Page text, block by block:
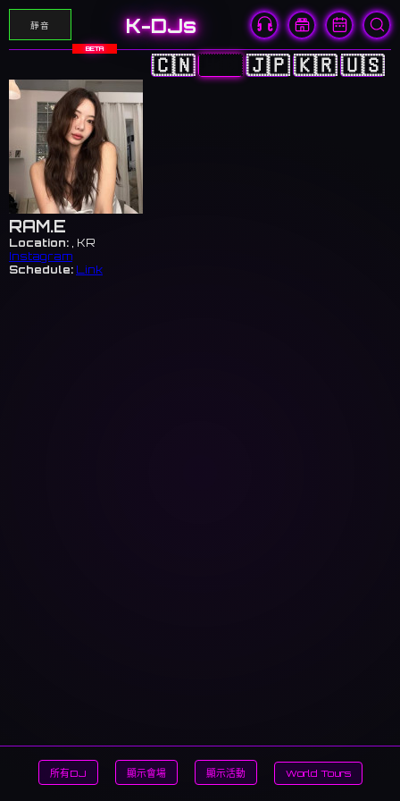
靜音 K-DJs
BETA
🇨🇳🇭🇰 🇯🇵🇰🇷🇺🇸
RAM.E
Location: , KR
Instagram
Schedule: Link
所有DJ 顯示會場 顯示活動 World Tours